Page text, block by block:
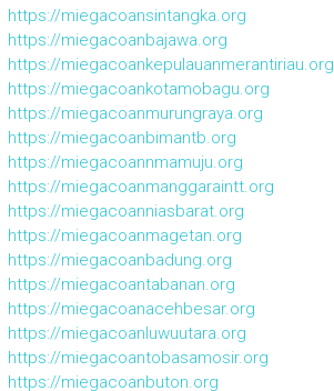
https://miegacoansintangka.org
https://miegacoanbajawa.org
https://miegacoankepulauanmerantiriau.org
https://miegacoankotamobagu.org
https://miegacoanmurungraya.org
https://miegacoanbimantb.org
https://miegacoannmamuju.org
https://miegacoanmanggaraintt.org
https://miegacoanniasbarat.org
https://miegacoanmagetan.org
https://miegacoanbadung.org
https://miegacoantabanan.org
https://miegacoanacehbesar.org
https://miegacoanluwuutara.org
https://miegacoantobasamosir.org
https://miegacoanbuton.org